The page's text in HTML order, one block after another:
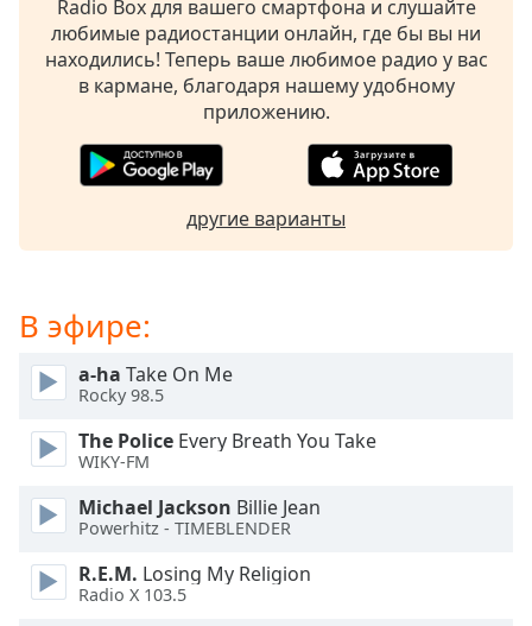
subtitles
settings
dialog
subtitles
selected
Fullscreen
modal
window.
Beginning
dialog
window.
Radio Box для вашего смартфона и слушайте
любимые радиостанции онлайн, где бы вы ни
находились! Теперь ваше любимое радио у вас
в кармане, благодаря нашему удобному
приложению.
другие варианты
В эфире:
a-ha Take On Me
Rocky 98.5
The Police Every Breath You Take
WIKY-FM
Michael Jackson Billie Jean
Powerhitz - TIMEBLENDER
R.E.M. Losing My Religion
Radio X 103.5